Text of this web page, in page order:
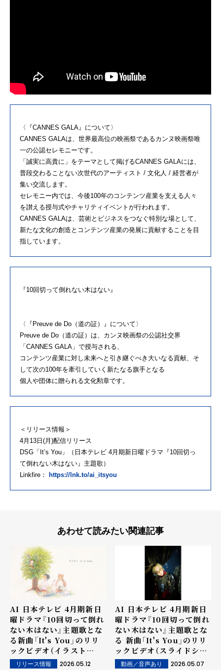
〈『CANNES GALA』について〉
CANNES GALAは、世界最高位の映画祭であるカンヌ映画祭唯
一の公認セレモニーです。
「誠実に高貴に」をテーマとして掲げるCANNES GALAには、
普段交わることない次世代のアーティスト / 文化人 / 経営者が
集い交流します。
セレモニー内では、今後100年のコンテンツ産業を支える人々
を讃える授与式やチャリティイベントが行われます。
CANNES GALAは、芸術とビジネスをつなぐ特別な場として、
新たな文化の創造とコンテンツ産業の発展に貢献することを目
指しています。
『10回切って倒れない木はない』
〈『Preuve de Do（道の証）』について〉
Preuve de Do（道の証）は、カンヌ映画祭の公認社交界
「CANNES GALA」で授与される、
コンテンツ産業に対し未来へと引き継ぐべき大いなる貢献、そ
して次の100年を牽引していく新たなる旗手となる
個人や団体に贈られる文化勲章です。
＜リリース情報＞
4月13日(月)配信リリース
DSG「It’s You」（日本テレビ 4月期新日曜ドラマ『10回切っ
て倒れない木はない』主題歌）
Linkfire： https://lnk.to/ai_itsyou
あわせて読みたい関連記事
AI 日本テレビ 4月期新日
曜ドラマ『10回切って倒れ
ない木はない』主題歌とな
る新曲「It's You」のリリ
ックビデオ（イラスト
ver.）を公開！！
リリース情報 2026.05.12
AI 日本テレビ 4月期新日
曜ドラマ『10回切って倒れ
ない木はない』主題歌とな
る 新曲「It's You」のリリ
ックビデオ（スライドショ
ーver.）を公開！！
動画／音声あり 2026.05.07